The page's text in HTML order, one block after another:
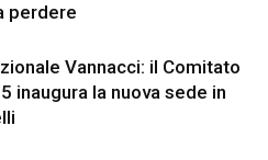
perdere
Vannacci: il Comitato
inaugura la nuova sede in